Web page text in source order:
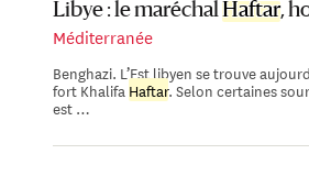
Libye : le maréchalHaftar,
Méditerranée
Benghazi. L’Est libyen se trouve
fort Khalifa Haftar. Selon certaines
est …